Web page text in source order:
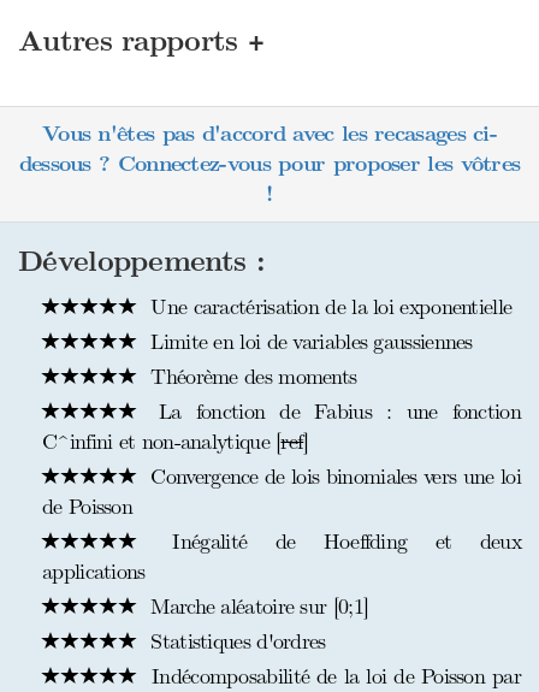
Autres rapports +
Vous n'êtes pas d'accord avec les recasages ci-
dessous ? Connectez-vous pour proposer les vôtres
!
Développements :
Une caractérisation de la loi exponentielle
Limite en loi de variables gaussiennes
Théorème des moments
La fonction de Fabius : une fonction
C^infini et non-analytique [ref]
Convergence de lois binomiales vers une loi
de Poisson
Inégalité de Hoeffding et deux
applications
Marche aléatoire sur [0;1]
Statistiques d'ordres
Indécomposabilité de la loi de Poisson par